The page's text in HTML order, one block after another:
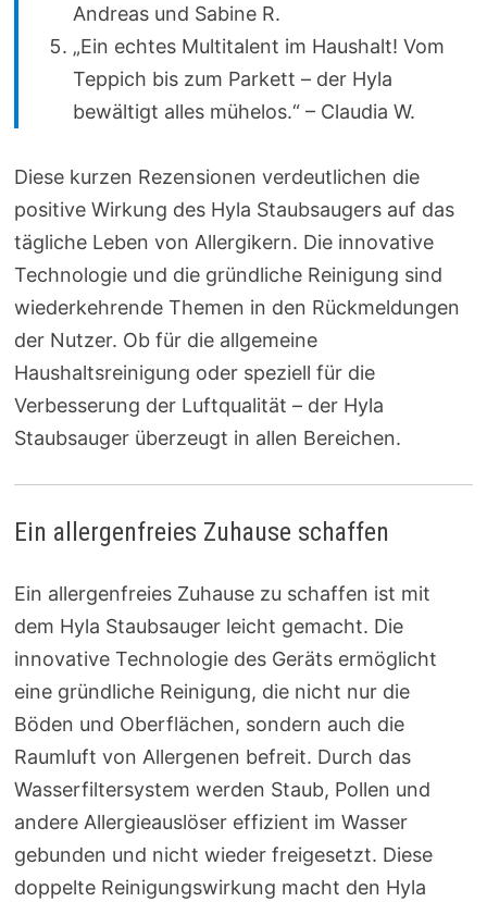
Andreas und Sabine R.
„Ein echtes Multitalent im Haushalt! Vom
Teppich bis zum Parkett – der Hyla
bewältigt alles mühelos.“ – Claudia W.
Diese kurzen Rezensionen verdeutlichen die
positive Wirkung des Hyla Staubsaugers auf das
tägliche Leben von Allergikern. Die innovative
Technologie und die gründliche Reinigung sind
wiederkehrende Themen in den Rückmeldungen
der Nutzer. Ob für die allgemeine
Haushaltsreinigung oder speziell für die
Verbesserung der Luftqualität – der Hyla
Staubsauger überzeugt in allen Bereichen.
Ein allergenfreies Zuhause schaffen
Ein allergenfreies Zuhause zu schaffen ist mit
dem Hyla Staubsauger leicht gemacht. Die
innovative Technologie des Geräts ermöglicht
eine gründliche Reinigung, die nicht nur die
Böden und Oberflächen, sondern auch die
Raumluft von Allergenen befreit. Durch das
Wasserfiltersystem werden Staub, Pollen und
andere Allergieauslöser effizient im Wasser
gebunden und nicht wieder freigesetzt. Diese
doppelte Reinigungswirkung macht den Hyla